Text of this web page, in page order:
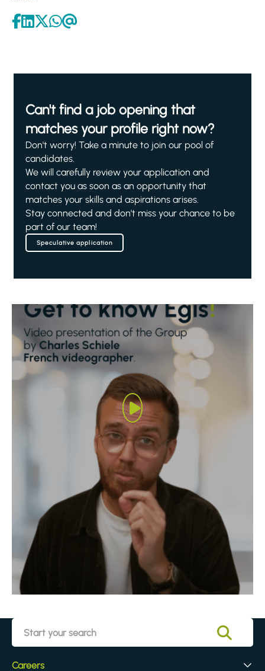
Can't find a job opening that
matches your profile right now?
Don't worry! Take a minute to join our pool of
candidates.
We will carefully review your application and
contact you as soon as an opportunity that
matches your skills and aspirations arises.
Stay connected and don't miss your chance to be
part of our team!
Speculative application
Careers